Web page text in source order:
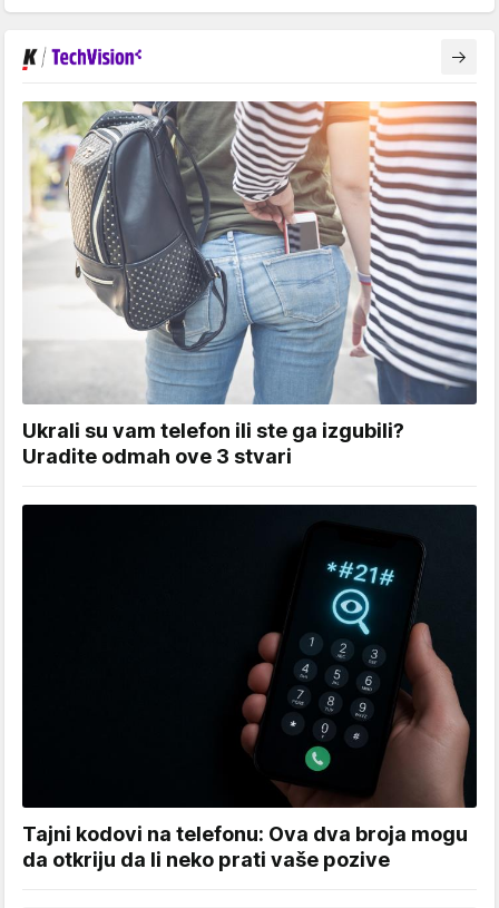
Ukrali su vam telefon ili ste ga izgubili?
Uradite odmah ove 3 stvari
Tajni kodovi na telefonu: Ova dva broja mogu
da otkriju da li neko prati vaše pozive